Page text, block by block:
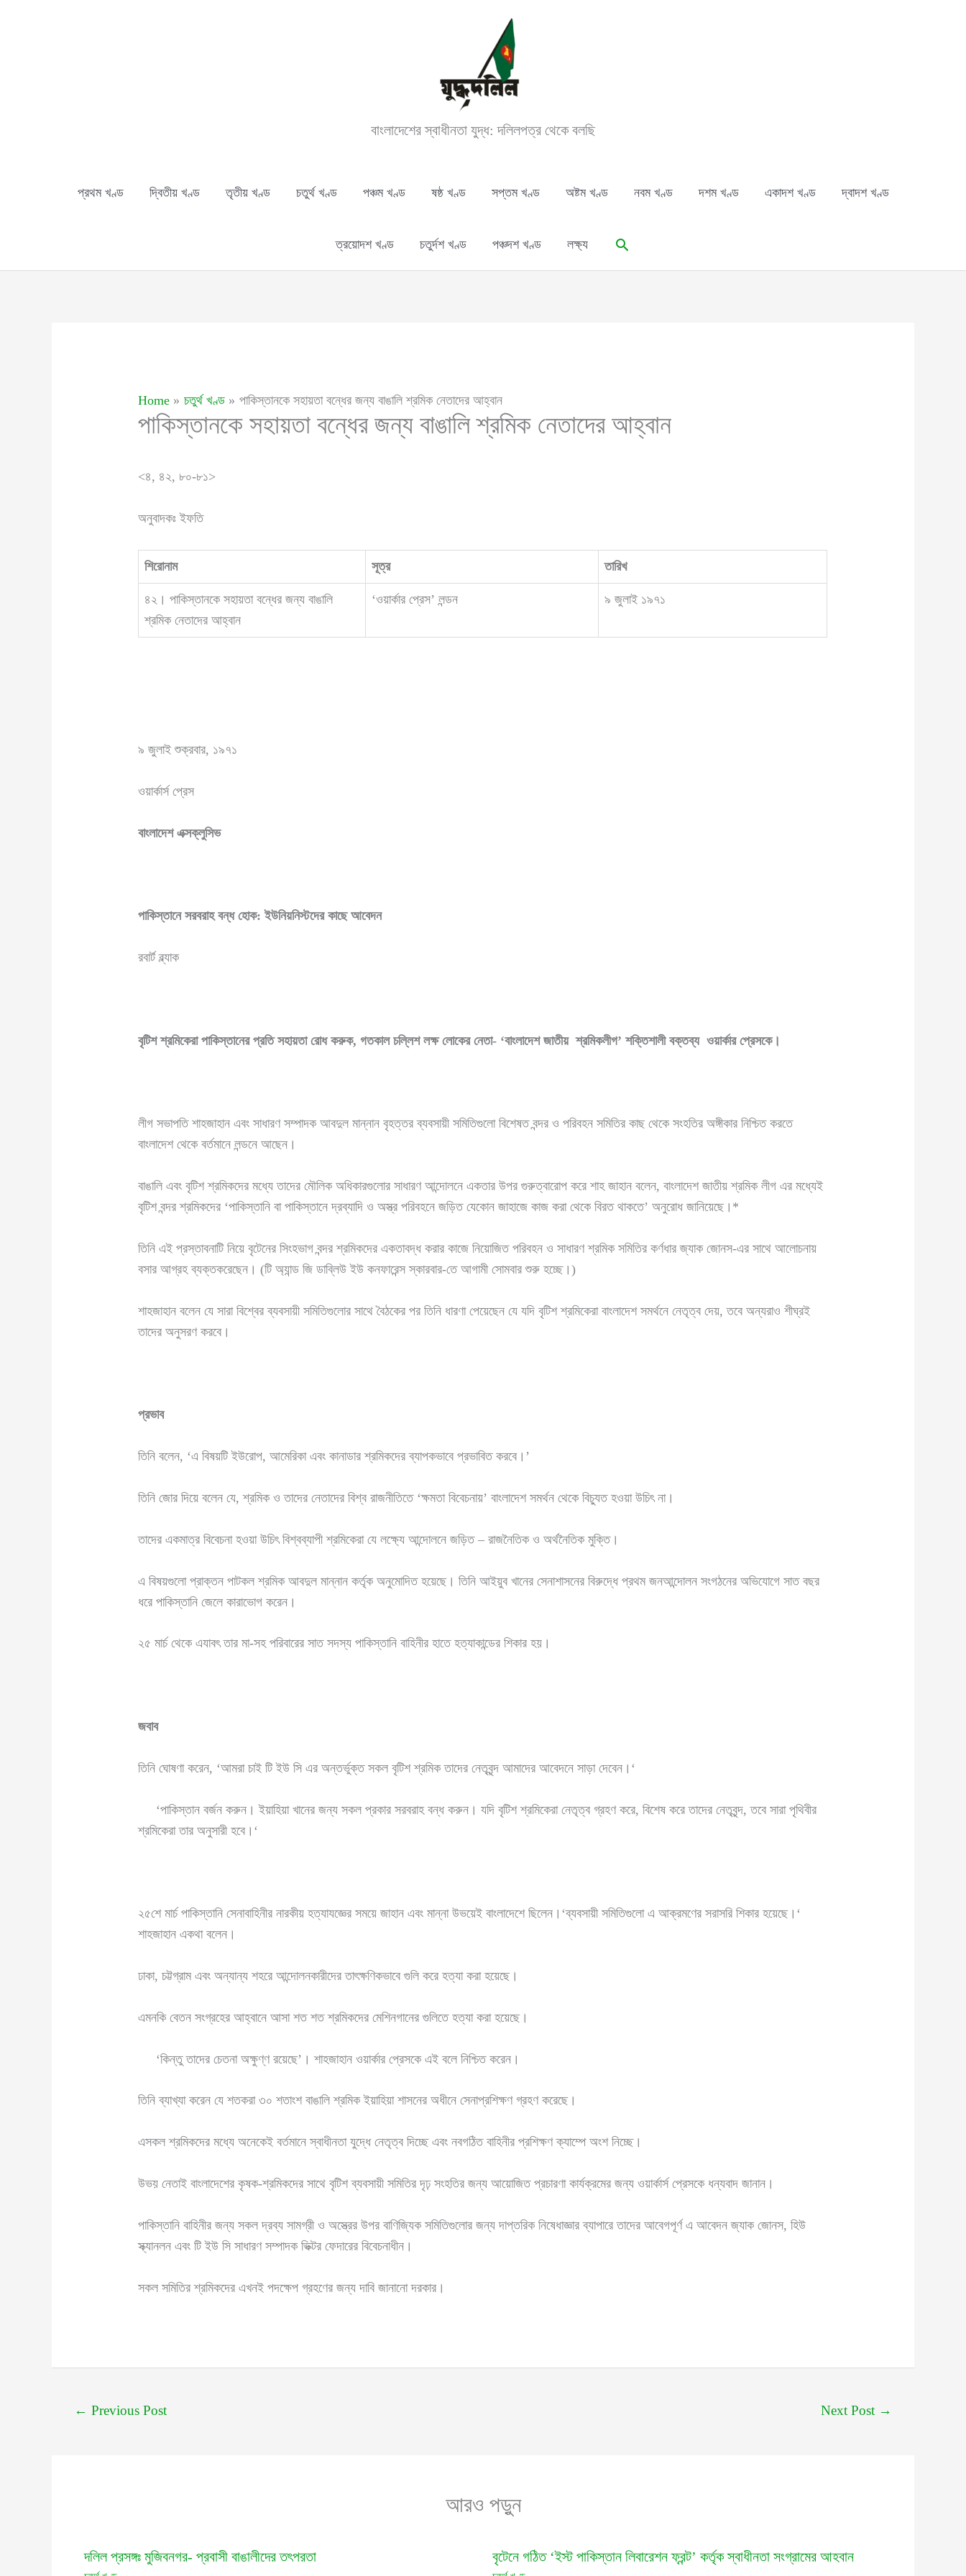
বাংলাদেশের স্বাধীনতা যুদ্ধ: দলিলপত্র থেকে বলছি
প্রথম খণ্ড দ্বিতীয় খণ্ড তৃতীয় খণ্ড চতুর্থ খণ্ড পঞ্চম খণ্ড ষষ্ঠ খণ্ড সপ্তম খণ্ড অষ্টম খণ্ড নবম খণ্ড দশম খণ্ড একাদশ খণ্ড দ্বাদশ খণ্ড
ত্রয়োদশ খণ্ড চতুর্দশ খণ্ড পঞ্চদশ খণ্ড লক্ষ্য Search
Home চতুর্থ খণ্ড পাকিস্তানকে সহায়তা বন্ধের জন্য বাঙালি শ্রমিক নেতাদের আহ্বান
পাকিস্তানকে সহায়তা বন্ধের জন্য বাঙালি শ্রমিক নেতাদের আহ্বান
<৪, ৪২, ৮০-৮১>
অনুবাদকঃ ইফতি
শিরোনাম সূত্র তারিখ
৪২। পাকিস্তানকে সহায়তা বন্ধের জন্য বাঙালি
শ্রমিক নেতাদের আহ্বান
‘ওয়ার্কার প্রেস’ লন্ডন ৯ জুলাই ১৯৭১
৯ জুলাই শুক্রবার, ১৯৭১
ওয়ার্কার্স প্রেস
বাংলাদেশ এক্সক্লুসিভ
পাকিস্তানে সরবরাহ বন্ধ হোক: ইউনিয়নিস্টদের কাছে আবেদন
রবার্ট ব্ল্যাক
বৃটিশ শ্রমিকেরা পাকিস্তানের প্রতি সহায়তা রোধ করুক, গতকাল চল্লিশ লক্ষ লোকের নেতা- ‘বাংলাদেশ জাতীয় শ্রমিকলীগ’ শক্তিশালী বক্তব্য ওয়ার্কার প্রেসকে।
লীগ সভাপতি শাহজাহান এবং সাধারণ সম্পাদক আবদুল মান্নান বৃহত্তর ব্যবসায়ী সমিতিগুলো বিশেষত বন্দর ও পরিবহন সমিতির কাছ থেকে সংহতির অঙ্গীকার নিশ্চিত করতে
বাংলাদেশ থেকে বর্তমানে লন্ডনে আছেন।
বাঙালি এবং বৃটিশ শ্রমিকদের মধ্যে তাদের মৌলিক অধিকারগুলোর সাধারণ আন্দোলনে একতার উপর গুরুত্বারোপ করে শাহ জাহান বলেন, বাংলাদেশ জাতীয় শ্রমিক লীগ এর মধ্যেই
বৃটিশ বন্দর শ্রমিকদের ‘পাকিস্তানি বা পাকিস্তানে দ্রব্যাদি ও অস্ত্র পরিবহনে জড়িত যেকোন জাহাজে কাজ করা থেকে বিরত থাকতে’ অনুরোধ জানিয়েছে।*
তিনি এই প্রস্তাবনাটি নিয়ে বৃটেনের সিংহভাগ বন্দর শ্রমিকদের একতাবদ্ধ করার কাজে নিয়োজিত পরিবহন ও সাধারণ শ্রমিক সমিতির কর্ণধার জ্যাক জোনস-এর সাথে আলোচনায়
বসার আগ্রহ ব্যক্তকরেছেন। (টি অ্যান্ড জি ডাব্লিউ ইউ কনফারেন্স স্কারবার-তে আগামী সোমবার শুরু হচ্ছে।)
শাহজাহান বলেন যে সারা বিশ্বের ব্যবসায়ী সমিতিগুলোর সাথে বৈঠকের পর তিনি ধারণা পেয়েছেন যে যদি বৃটিশ শ্রমিকেরা বাংলাদেশ সমর্থনে নেতৃত্ব দেয়, তবে অন্যরাও শীঘ্রই
তাদের অনুসরণ করবে।
প্রভাব
তিনি বলেন, ‘এ বিষয়টি ইউরোপ, আমেরিকা এবং কানাডার শ্রমিকদের ব্যাপকভাবে প্রভাবিত করবে।’
তিনি জোর দিয়ে বলেন যে, শ্রমিক ও তাদের নেতাদের বিশ্ব রাজনীতিতে ‘ক্ষমতা বিবেচনায়’ বাংলাদেশ সমর্থন থেকে বিচ্যুত হওয়া উচিৎ না।
তাদের একমাত্র বিবেচনা হওয়া উচিৎ বিশ্বব্যাপী শ্রমিকেরা যে লক্ষ্যে আন্দোলনে জড়িত – রাজনৈতিক ও অর্থনৈতিক মুক্তি।
এ বিষয়গুলো প্রাক্তন পাটকল শ্রমিক আবদুল মান্নান কর্তৃক অনুমোদিত হয়েছে। তিনি আইয়ুব খানের সেনাশাসনের বিরুদ্ধে প্রথম জনআন্দোলন সংগঠনের অভিযোগে সাত বছর
ধরে পাকিস্তানি জেলে কারাভোগ করেন।
২৫ মার্চ থেকে এযাবৎ তার মা-সহ পরিবারের সাত সদস্য পাকিস্তানি বাহিনীর হাতে হত্যাকান্ডের শিকার হয়।
জবাব
তিনি ঘোষণা করেন, ‘আমরা চাই টি ইউ সি এর অন্তর্ভুক্ত সকল বৃটিশ শ্রমিক তাদের নেতৃবৃন্দ আমাদের আবেদনে সাড়া দেবেন।‘
‘পাকিস্তান বর্জন করুন। ইয়াহিয়া খানের জন্য সকল প্রকার সরবরাহ বন্ধ করুন। যদি বৃটিশ শ্রমিকেরা নেতৃত্ব গ্রহণ করে, বিশেষ করে তাদের নেতৃবৃন্দ, তবে সারা পৃথিবীর
শ্রমিকেরা তার অনুসারী হবে।‘
২৫শে মার্চ পাকিস্তানি সেনাবাহিনীর নারকীয় হত্যাযজ্ঞের সময়ে জাহান এবং মান্না উভয়েই বাংলাদেশে ছিলেন।‘ব্যবসায়ী সমিতিগুলো এ আক্রমণের সরাসরি শিকার হয়েছে।‘
শাহজাহান একথা বলেন।
ঢাকা, চট্টগ্রাম এবং অন্যান্য শহরে আন্দোলনকারীদের তাৎক্ষণিকভাবে গুলি করে হত্যা করা হয়েছে।
এমনকি বেতন সংগ্রহের আহ্বানে আসা শত শত শ্রমিকদের মেশিনগানের গুলিতে হত্যা করা হয়েছে।
‘কিন্তু তাদের চেতনা অক্ষুণ্ণ রয়েছে’। শাহজাহান ওয়ার্কার প্রেসকে এই বলে নিশ্চিত করেন।
তিনি ব্যাখ্যা করেন যে শতকরা ৩০ শতাংশ বাঙালি শ্রমিক ইয়াহিয়া শাসনের অধীনে সেনাপ্রশিক্ষণ গ্রহণ করেছে।
এসকল শ্রমিকদের মধ্যে অনেকেই বর্তমানে স্বাধীনতা যুদ্ধে নেতৃত্ব দিচ্ছে এবং নবগঠিত বাহিনীর প্রশিক্ষণ ক্যাম্পে অংশ নিচ্ছে।
উভয় নেতাই বাংলাদেশের কৃষক-শ্রমিকদের সাথে বৃটিশ ব্যবসায়ী সমিতির দৃঢ় সংহতির জন্য আয়োজিত প্রচারণা কার্যক্রমের জন্য ওয়ার্কার্স প্রেসকে ধন্যবাদ জানান।
পাকিস্তানি বাহিনীর জন্য সকল দ্রব্য সামগ্রী ও অস্ত্রের উপর বাণিজ্যিক সমিতিগুলোর জন্য দাপ্তরিক নিষেধাজ্ঞার ব্যাপারে তাদের আবেগপূর্ণ এ আবেদন জ্যাক জোনস, হিউ
স্ক্যানলন এবং টি ইউ সি সাধারণ সম্পাদক ভিক্টর ফেদারের বিবেচনাধীন।
সকল সমিতির শ্রমিকদের এখনই পদক্ষেপ গ্রহণের জন্য দাবি জানানো দরকার।
← Previous Post Next Post →
আরও পড়ুন
দলিল প্রসঙ্গঃ মুজিবনগর- প্রবাসী বাঙালীদের তৎপরতা বৃটেনে গঠিত ‘ইস্ট পাকিস্তান লিবারেশন ফ্রন্ট’ কর্তৃক স্বাধীনতা সংগ্রামের আহবান